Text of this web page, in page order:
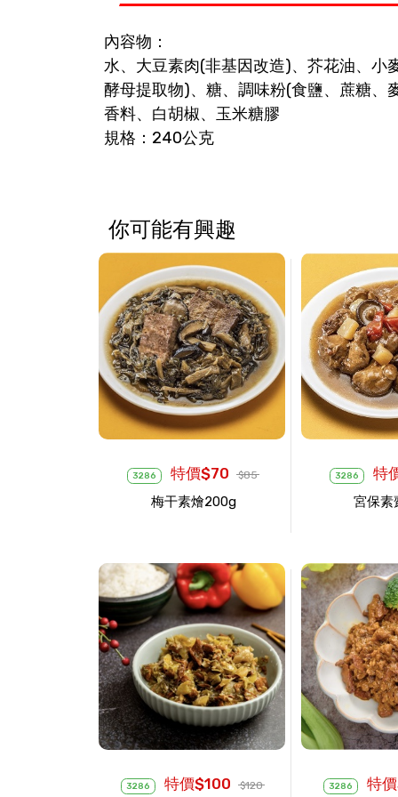
內容物：
水、大豆素肉(非基因改造)、芥花油、小
酵母提取物)、糖、調味粉(食鹽、蔗糖、
香料、白胡椒、玉米糖膠
規格：240公克
你可能有興趣
3286 特價$70 $85
梅干素燴200g
3286 特
宮保
3286 特價$100 $120 3286 特